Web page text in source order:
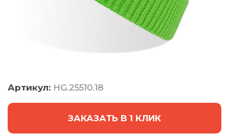
Артикул: HG.25510.18
ЗАКАЗАТЬ В 1 КЛИК